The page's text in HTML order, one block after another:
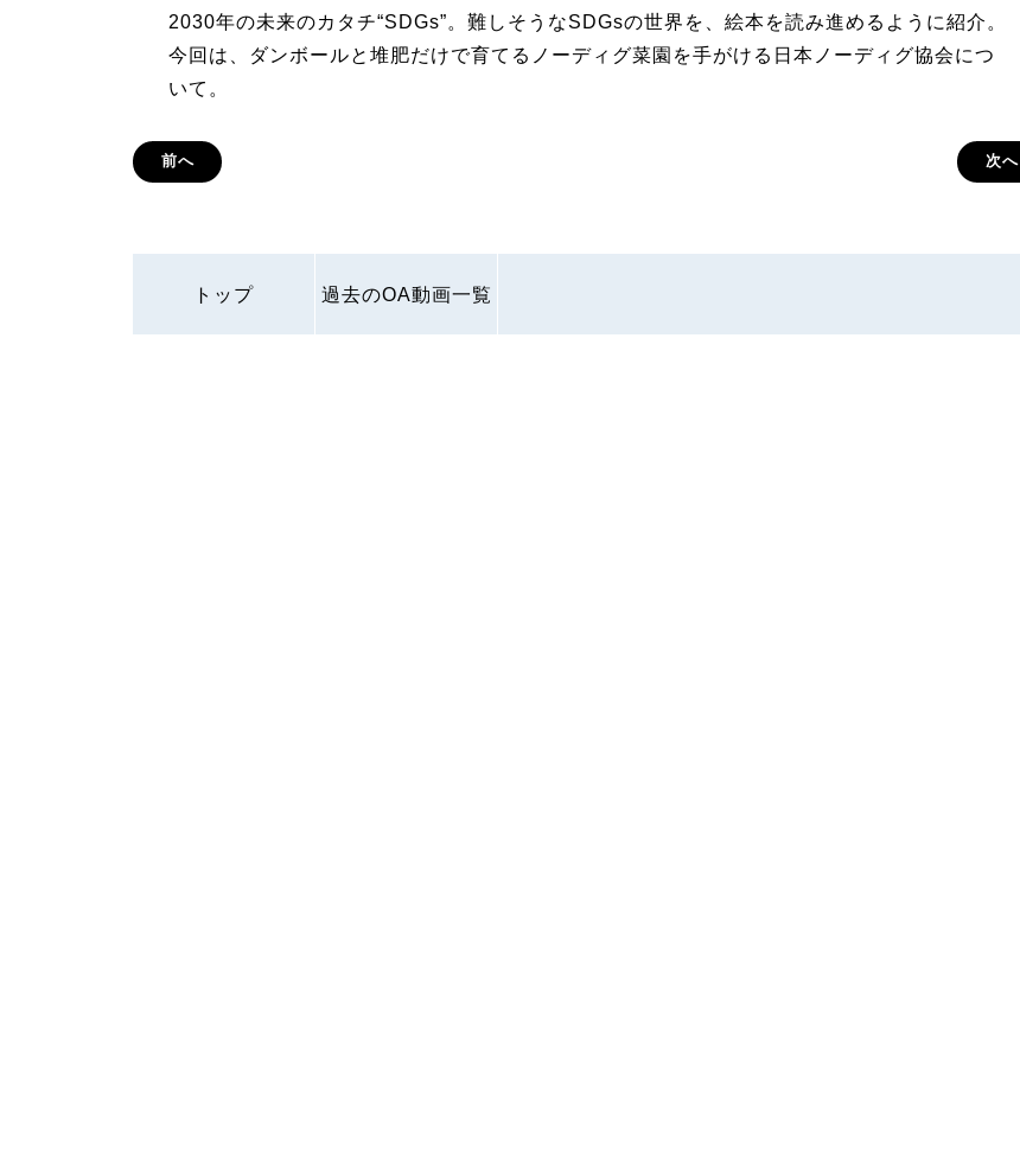
2030年の未来のカタチ“SDGs”。難しそうなSDGsの世界を、絵本を読み進めるように紹介。
今回は、ダンボールと堆肥だけで育てるノーディグ菜園を手がける日本ノーディグ協会につ
いて。
前へ 次へ
トップ 過去のOA動画一覧